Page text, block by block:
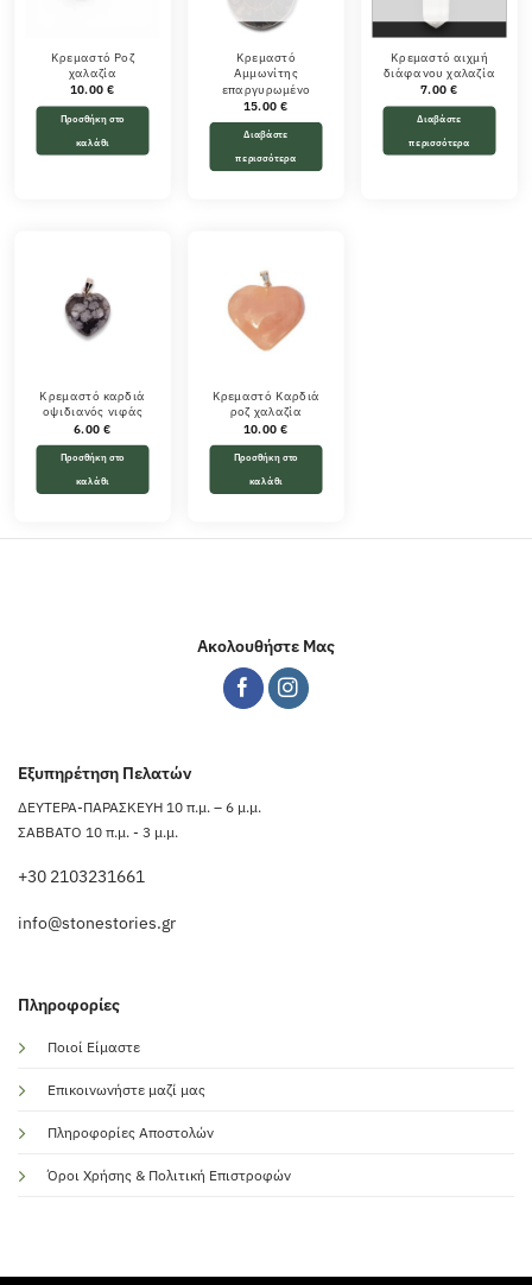
Κρεμαστό Ροζ
χαλαζία
10.00€
Προσθήκη στο
καλάθι
Κρεμαστό
Αμμωνίτης
επαργυρωμένο
15.00€
Διαβάστε
περισσότερα
Κρεμαστό αιχμή
διάφανου χαλαζία
7.00 €
Διαβάστε
περισσότερα
Κρεμαστό καρδιά
οψιδιανός νιφάς
6.00 €
Προσθήκη στο
καλάθι
Κρεμαστό Καρδιά
ροζ χαλαζία
10.00€
Προσθήκη στο
καλάθι
Ακολουθήστε Μας
Εξυπηρέτηση Πελατών
ΔΕΥΤΕΡΑ-ΠΑΡΑΣΚΕΥΗ 10 π.μ. – 6 μ.μ.
ΣΑΒΒΑΤΟ 10 π.μ. - 3 μ.μ.
+30 2103231661
info@stonestories.gr
Πληροφορίες
Ποιοί Είμαστε
Επικοινωνήστε μαζί μας
Πληροφορίες Αποστολών
Όροι Χρήσης & Πολιτική Επιστροφών